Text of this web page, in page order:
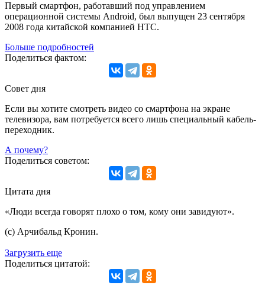
Первый смартфон, работавший под управлением
операционной системы Android, был выпущен 23 сентября
2008 года китайской компанией HTC.
Больше подробностей
Поделиться фактом:
Совет дня
Если вы хотите смотреть видео со смартфона на экране
телевизора, вам потребуется всего лишь специальный кабель-
переходник.
А почему?
Поделиться советом:
Цитата дня
«Люди всегда говорят плохо о том, кому они завидуют».
(с) Арчибальд Кронин.
Загрузить еще
Поделиться цитатой: